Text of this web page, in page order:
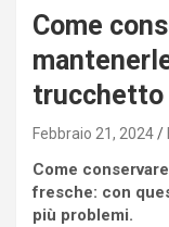
Come
Febbraio 21, 2024
Come
fresche: con
più problemi.